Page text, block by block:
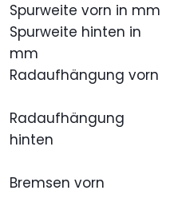
Spurweite vorn in mm
Spurweite hinten in
mm
Radaufhängung vorn
Radaufhängung
hinten
Bremsen vorn